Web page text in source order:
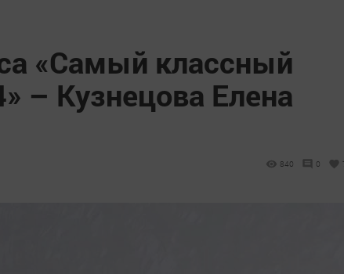
«Самый классный
Кузнецова Елена
840 0